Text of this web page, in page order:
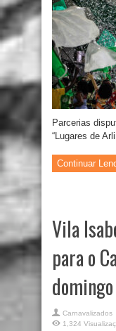
Parcerias
“Lugares de
Continuar
Vila
para o
domingo
Carnavalizados
1,324